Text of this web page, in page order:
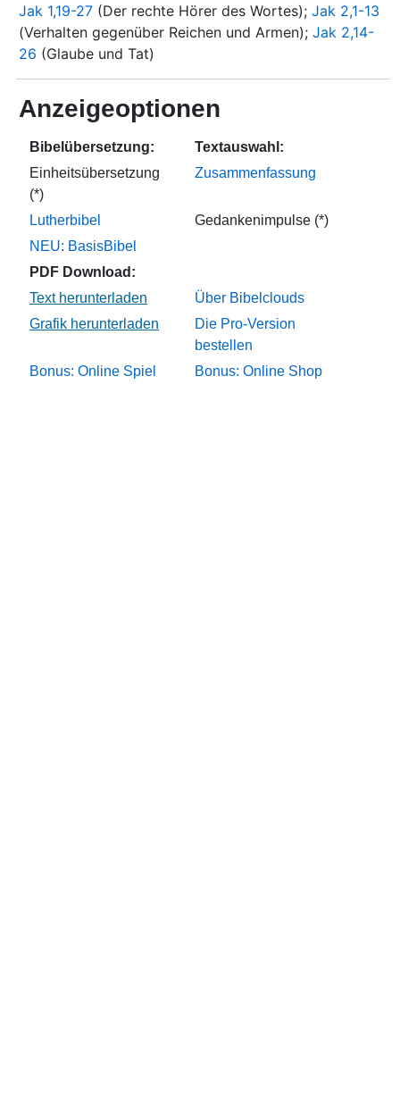
Jak 1,19-27 (Der rechte Hörer des Wortes); Jak 2,1-13
(Verhalten gegenüber Reichen und Armen); Jak 2,14-
26 (Glaube und Tat)
Anzeigeoptionen
Bibelübersetzung:
Textauswahl:
Einheitsübersetzung
(*)
Zusammenfassung
Lutherbibel
Gedankenimpulse (*)
NEU: BasisBibel
PDF Download:
Über Bibelclouds
Die Pro-Version
bestellen
Bonus: Online Spiel
Bonus: Online Shop